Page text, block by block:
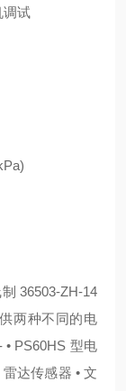
调试
36503-ZH-14
两种不同的电
PS60HS 型电
达传感器 • 文